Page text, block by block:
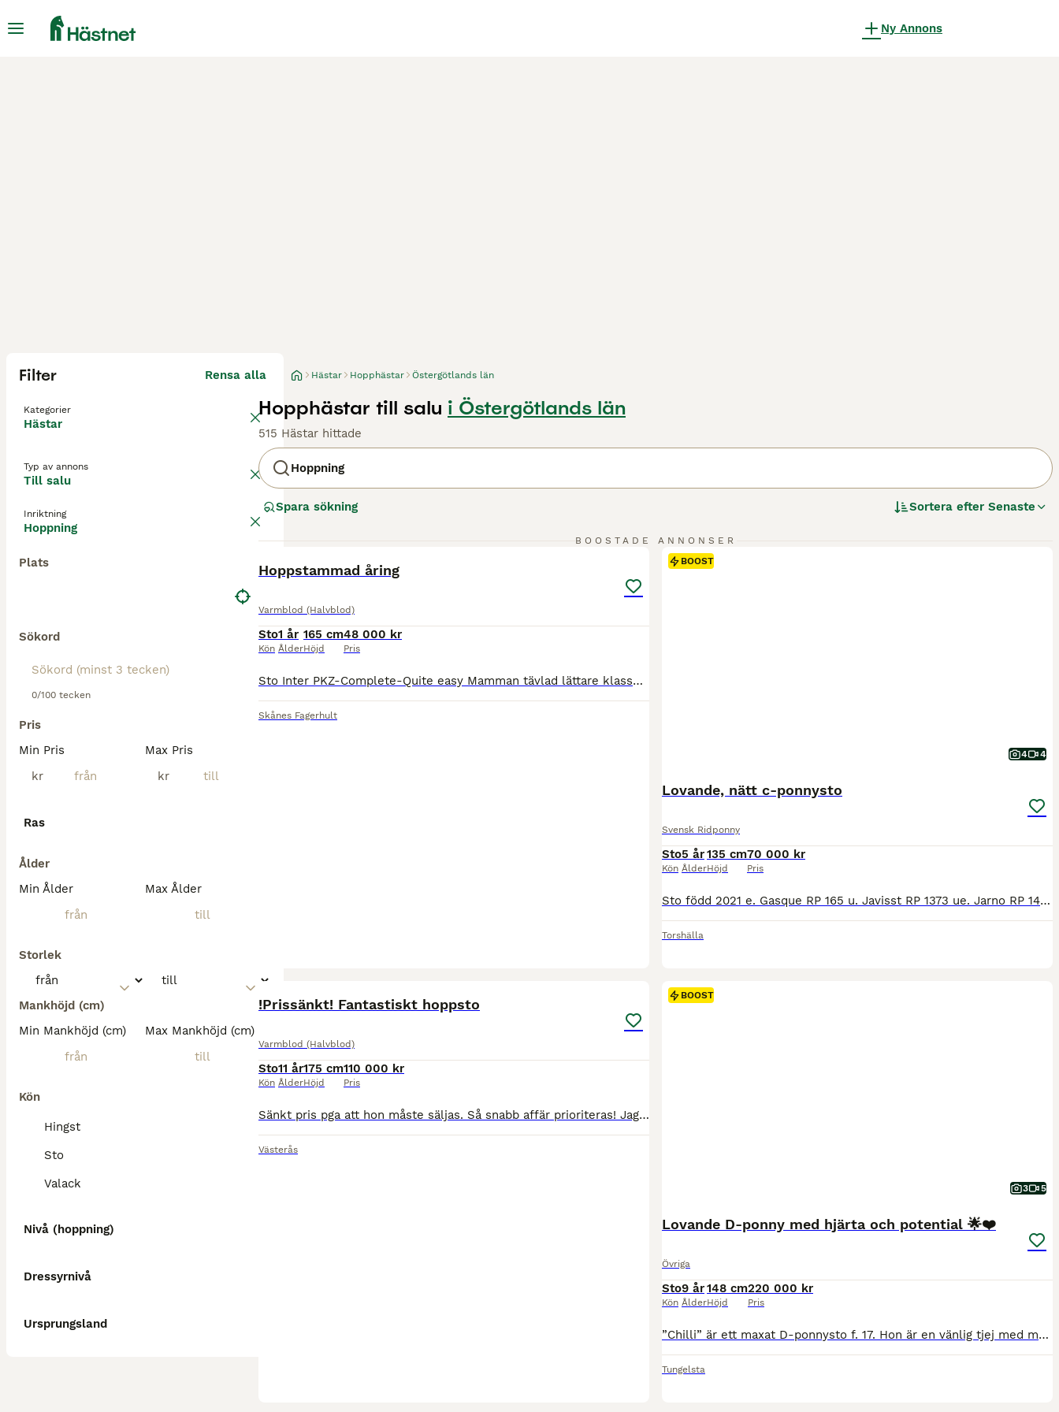
Ny Annons
Filter Rensa alla
Kategorier
Hästar
Typ av annons
Till salu
Inriktning
Hoppning
Plats
Sökord
0/100 tecken
Pris
Min Pris
kr
Max Pris
kr
Ras
Ålder
Min Ålder
Max Ålder
Storlek
Mankhöjd (cm)
Min Mankhöjd (cm)
Max Mankhöjd (cm)
Kön
Hingst
Sto
Valack
Nivå (hoppning)
Dressyrnivå
Ursprungsland
Hästar Hopphästar Östergötlands län
Hopphästar till salu i Östergötlands län
515 Hästar hittade
Hoppning
Spara sökning Sortera efter Senaste
BOOSTADE ANNONSER
Hoppstammad åring
Varmblod (Halvblod)
Sto
Kön
1 år
Ålder
165 cm
Höjd
48 000 kr
Pris
Sto Inter PKZ-Complete-Quite easy Mamman tävlad lättare klasser innan sida, mormorn tävlad upp till 1,35 innan hos sattes i aveln. Är Dolda fel försäkrade, avmaskad regelbundet. Lastar och åker med henne själv. Filmer finns Finns även föl från i år
Skånes Fagerhult
BOOST
4 4
Lovande, nätt c-ponnysto
Svensk Ridponny
Sto
Kön
5 år
Ålder
135 cm
Höjd
70 000 kr
Pris
Sto född 2021 e. Gasque RP 165 u. Javisst RP 1373 ue. Jarno RP 145. Mycket välstammat sto som har en ljus framtid i valfri ridsportgren samt i avel. Gazanya är hemmamätt till 135 cm (2025) och är av nättare modell. Ej viktbärande. Hon rör sig mycket trevligt med stort plus för traven och visar stor glädje vid löshoppning. Gazanya är en modig individ som är uppväxt på lös
Torshälla
!Prissänkt! Fantastiskt hoppsto
Varmblod (Halvblod)
Sto
Kön
11 år
Ålder
175 cm
Höjd
110 000 kr
Pris
Sänkt pris pga att hon måste säljas. Så snabb affär prioriteras! Jag har nu med ett tungt hjärta tagit beslutet att sälja min fantastiska Pisan efter 5 år tillsammans. PGA tidsbrist där jag både jobbat och pluggat på heltid, så har hon inte tävlats så mycket under senaste åren. Pisan är en dam med ett hjärta av guld som alltid gör sitt bästa och blir lite det man gör henn
Västerås
BOOST
3 5
Lovande D-ponny med hjärta och potential 🌟❤️
Övriga
Sto
Kön
9 år
Ålder
148 cm
Höjd
220 000 kr
Pris
”Chilli” är ett maxat D-ponnysto f. 17. Hon är en vänlig tjej med mycket power, stort språng och vägvinnande galopp. Hennes inställning är alltid att ta ryttaren till andra sidan hindret oavsett läge och hindertyp. Har gått t.o.m. 110/La både på Irland och i Sverige. Felfri start senast igår onsdag 6/8 på Kimstad. Hon tränar högre och känslan är att hon har enorm kapacitet
Tungelsta